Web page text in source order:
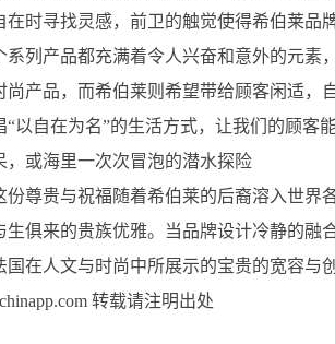
在时寻找灵感，前卫的触觉使得希伯莱品
系列产品都充满着令人兴奋和意外的元素
尚产品，而希伯莱则希望带给顾客闲适
“以自在为名”的生活方式，让我们的顾客
，或海里一次次冒泡的潜水探险
份尊贵与祝福随着希伯莱的后裔溶入世界
生俱来的贵族优雅。当品牌设计冷静的融
国在人文与时尚中所展示的宝贵的宽容与
转载请注明出处